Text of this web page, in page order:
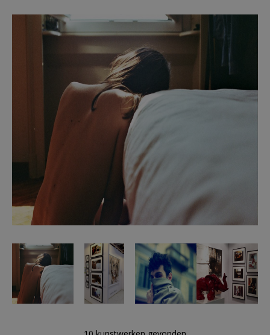
ontdekken. Zonder tegenstellingen is er geen
vooruitgang: aantrekking en afstoting, ratio en
vitaliteit, haat en liefde, ze zijn noodzakelijk voor de
menselijke existentie. Uit deze contrasten komt de
eeuwige botsing tussen goed en kwaad voort. Het
goede is het passieve dat gehoorzaamt aan de rede.
Het kwade is het actieve dat voortkomt uit de
vitaliteit. Alles wat hieruit volgt is een diep besef van
onmacht en verwarring, en de ononderbroken
inspanning om deze impasse te boven te komen.
In het fotografisch werk van Altieri symboliseren de
lichamen, gehuld in combinaties van licht en donker,
dergelijke paren van tegenstellingen; daarmee
schermen zij de ogen af, de gezichten, die
onzichtbaar blijven, verborgen, want representanten
van het meest intieme, het meest ware deel. De
angst om zich te ontdekken, aan de anderen en aan
een schil van het geestelijke deel waarbij de hoop
nog altijd wakker is, en duidelijk vertegenwoordigd in
de ononderbroken aanwezigheid van een bundel licht
die het donker doorklieft.
Christina Altieri treedt pas sinds 2010 naar buiten met